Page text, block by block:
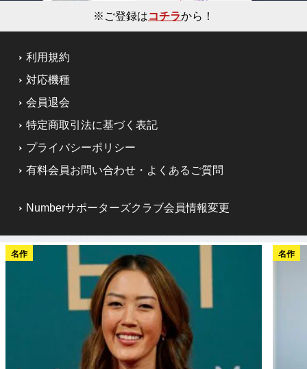
※ご登録はコチラから！
利用規約
対応機種
会員退会
特定商取引法に基づく表記
プライバシーポリシー
有料会員お問い合わせ・よくあるご質問
Numberサポーターズクラブ会員情報変更
名作 名作